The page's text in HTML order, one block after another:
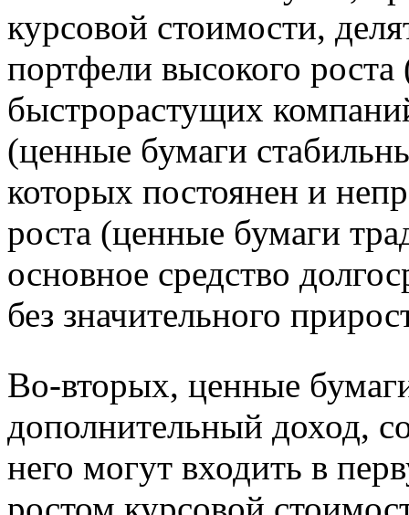
курсовой стоимости,
портфели высокого
быстрорастущих
(ценные бумаги
которых постоянен и
роста (ценные бумаги
основное средство
без значительного
Во-вторых, ценные
дополнительный доход,
него могут входить в